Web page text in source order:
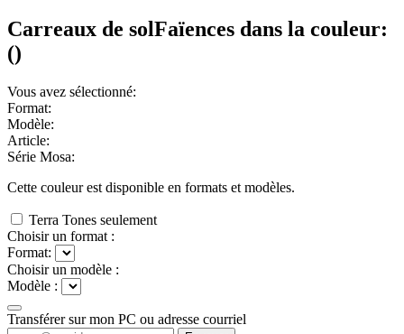
Carreaux de solFaïences dans la couleur:
()
Vous avez sélectionné:
Format:
Modèle:
Article:
Série Mosa:
Cette couleur est disponible en formats et modèles.
Terra Tones seulement
Choisir un format :
Format:
Choisir un modèle :
Modèle :
Transférer sur mon PC ou adresse courriel